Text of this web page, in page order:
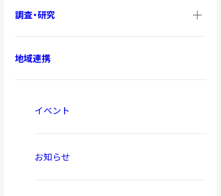
調査・研究
地域連携
イベント
お知らせ